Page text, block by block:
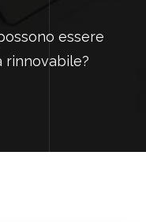
essere
rinnovabile?